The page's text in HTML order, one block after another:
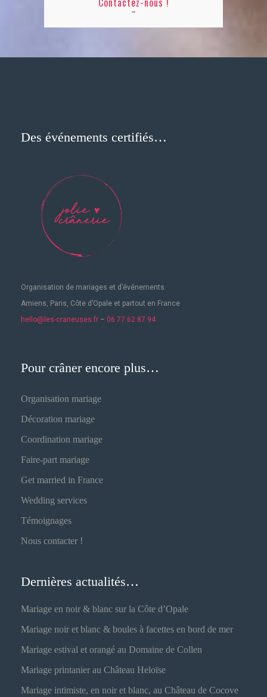
Des événements certifiés…
Organisation de mariages et d’événements
Amiens, Paris, Côte d’Opale et partout en France
hello@les-craneuses.fr – 06 77 62 87 94
Pour crâner encore plus…
Organisation mariage
Décoration mariage
Coordination mariage
Faire-part mariage
Get married in France
Wedding services
Témoignages
Nous contacter !
Dernières actualités…
Mariage en noir & blanc sur la Côte d’Opale
Mariage noir et blanc & boules à facettes en bord de mer
Mariage estival et orangé au Domaine de Collen
Mariage printanier au Château Heloïse
Mariage intimiste, en noir et blanc, au Château de Cocove